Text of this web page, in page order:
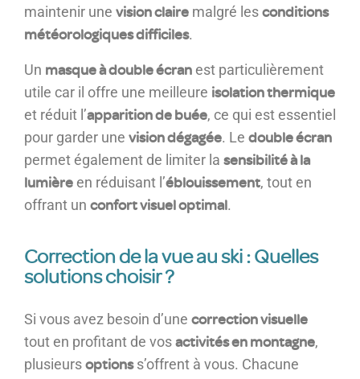
maintenir une vision claire malgré lesconditions
météorologiques difficiles.
Un masque à double écran est particulièrement
utile car il offre une meilleure isolation thermique
et réduit l’apparition de buée, ce qui est essentiel
pour garder une vision dégagée. Le double écran
permet également de limiter la sensibilité à la
lumière en réduisant l’éblouissement, tout en
offrant un confort visuel optimal.
Correction de la vue au ski : Quelles
solutions choisir ?
Si vous avez besoin d’une correction visuelle
tout en profitant de vosactivités en montagne,
plusieursoptionss’offrent à vous. Chacune